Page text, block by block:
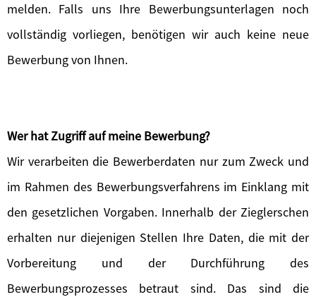
melden. Falls uns Ihre Bewerbungsunterlagen noch
vollständig vorliegen, benötigen wir auch keine neue
Bewerbung von Ihnen.
Wer hat Zugriff auf meine Bewerbung?
Wir verarbeiten die Bewerberdaten nur zum Zweck und
im Rahmen des Bewerbungsverfahrens im Einklang mit
den gesetzlichen Vorgaben. Innerhalb der Zieglerschen
erhalten nur diejenigen Stellen Ihre Daten, die mit der
Vorbereitung und der Durchführung des
Bewerbungsprozesses betraut sind. Das sind die